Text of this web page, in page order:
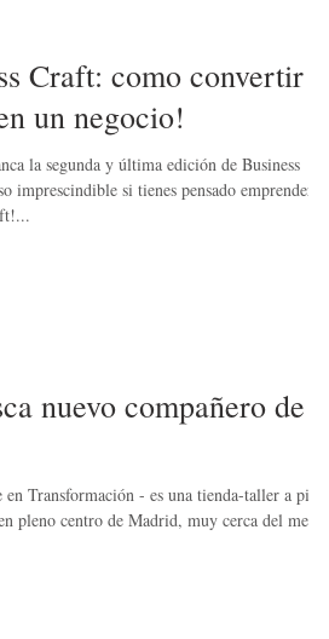
Craft: como convertir tu
un negocio!
la segunda y última edición de Business
imprescindible si tienes pensado emprender en
nuevo compañero de
Transformación - es una tienda-taller a pie de
pleno centro de Madrid, muy cerca del metro